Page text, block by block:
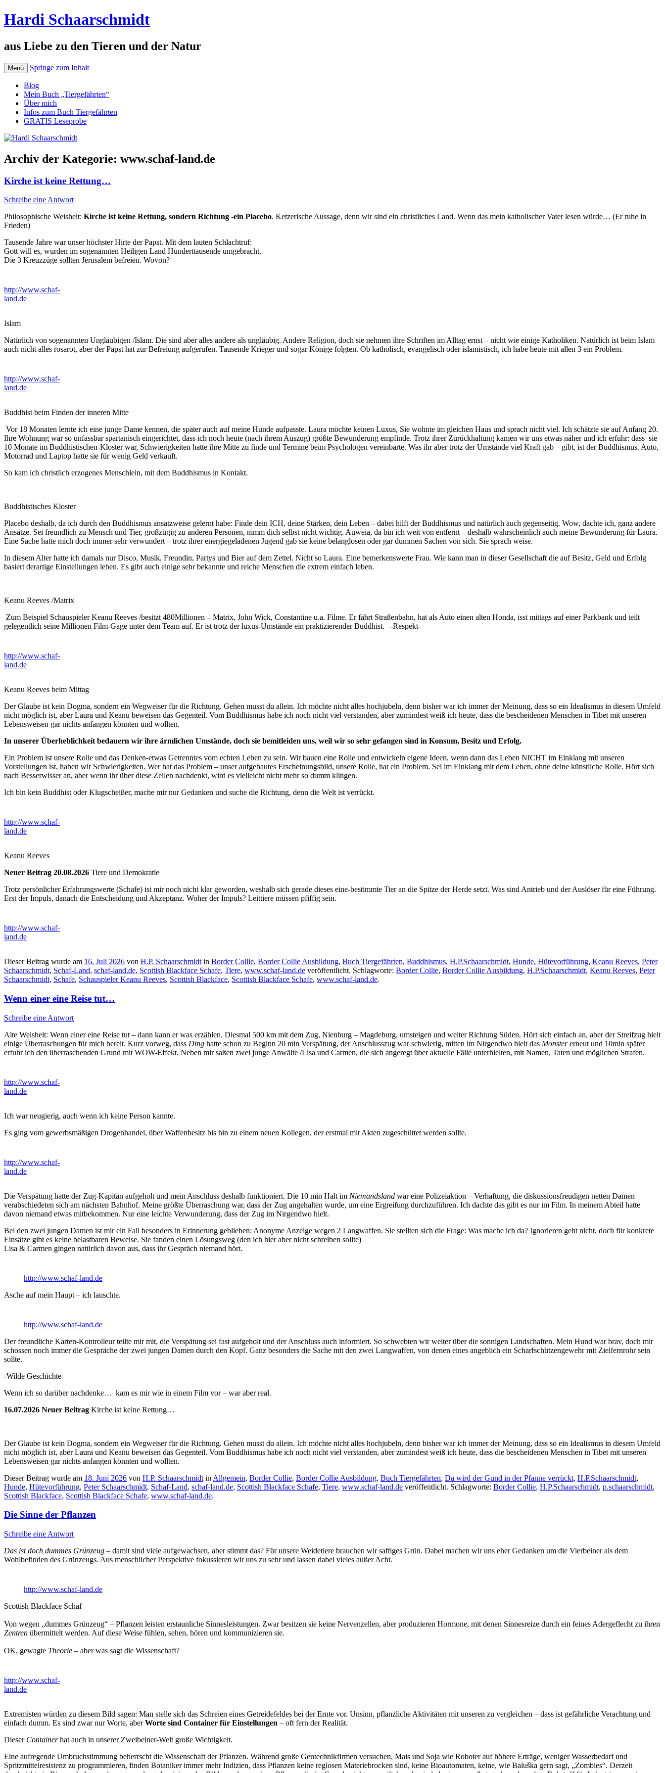
Hardi Schaarschmidt
aus Liebe zu den Tieren und der Natur
Menü Springe zum Inhalt
Blog
Mein Buch „Tiergefährten“
Über mich
Infos zum Buch Tiergefährten
GRATIS Leseprobe
Archiv der Kategorie: www.schaf-land.de
Kirche ist keine Rettung…
Schreibe eine Antwort
Philosophische Weisheit: Kirche ist keine Rettung, sondern Richtung -ein Placebo. Ketzerische Aussage, denn wir sind ein christliches Land. Wenn das mein katholischer Vater lesen würde… (Er ruhe in
Frieden)
Tausende Jahre war unser höchster Hirte der Papst. Mit dem lauten Schlachtruf:
Gott will es, wurden im sogenannten Heiligen Land Hunderttausende umgebracht.
Die 3 Kreuzzüge sollten Jerusalem befreien. Wovon?
http://www.schaf-
land.de
Islam
Natürlich von sogenannten Ungläubigen /Islam. Die sind aber alles andere als ungläubig. Andere Religion, doch sie nehmen ihre Schriften im Alltag ernst – nicht wie einige Katholiken. Natürlich ist beim Islam
auch nicht alles rosarot, aber der Papst hat zur Befreiung aufgerufen. Tausende Krieger und sogar Könige folgten. Ob katholisch, evangelisch oder islamistisch, ich habe heute mit allen 3 ein Problem.
http://www.schaf-
land.de
Buddhist beim Finden der inneren Mitte
Vor 18 Monaten lernte ich eine junge Dame kennen, die später auch auf meine Hunde aufpasste. Laura möchte keinen Luxus, Sie wohnte im gleichen Haus und sprach nicht viel. Ich schätzte sie auf Anfang 20.
Ihre Wohnung war so unfassbar spartanisch eingerichtet, dass ich noch heute (nach ihrem Auszug) größte Bewunderung empfinde. Trotz ihrer Zurückhaltung kamen wir uns etwas näher und ich erfuhr: dass sie
10 Monate im Buddhistischen-Kloster war, Schwierigkeiten hatte ihre Mitte zu finde und Termine beim Psychologen vereinbarte. Was ihr aber trotz der Umstände viel Kraft gab – gibt, ist der Buddhismus. Auto,
Motorrad und Laptop hatte sie für wenig Geld verkauft.
So kam ich christlich erzogenes Menschlein, mit dem Buddhismus in Kontakt.
Buddhistisches Kloster
Placebo deshalb, da ich durch den Buddhismus ansatzweise gelernt habe: Finde dein ICH, deine Stärken, dein Leben – dabei hilft der Buddhismus und natürlich auch gegenseitig. Wow, dachte ich, ganz andere
Ansätze. Sei freundlich zu Mensch und Tier, großzügig zu anderen Personen, nimm dich selbst nicht wichtig. Auweia, da bin ich weit von entfernt – deshalb wahrscheinlich auch meine Bewunderung für Laura.
Eine Sache hatte mich doch immer sehr verwundert – trotz ihrer energiegeladenen Jugend gab sie keine belanglosen oder gar dummen Sachen von sich. Sie sprach weise.
In diesem Alter hatte ich damals nur Disco, Musik, Freundin, Partys und Bier auf dem Zettel. Nicht so Laura. Eine bemerkenswerte Frau. Wie kann man in dieser Gesellschaft die auf Besitz, Geld und Erfolg
basiert derartige Einstellungen leben. Es gibt auch einige sehr bekannte und reiche Menschen die extrem einfach leben.
Keanu Reeves /Matrix
Zum Beispiel Schauspieler Keanu Reeves /besitzt 480Millionen – Matrix, John Wick, Constantine u.a. Filme. Er fährt Straßenbahn, hat als Auto einen alten Honda, isst mittags auf einer Parkbank und teilt
gelegentlich seine Millionen Film-Gage unter dem Team auf. Er ist trotz der luxus-Umstände ein praktizierender Buddhist. -Respekt-
http://www.schaf-
land.de
Keanu Reeves beim Mittag
Der Glaube ist kein Dogma, sondern ein Wegweiser für die Richtung. Gehen musst du allein. Ich möchte nicht alles hochjubeln, denn bisher war ich immer der Meinung, dass so ein Idealismus in diesem Umfeld
nicht möglich ist, aber Laura und Keanu beweisen das Gegenteil. Vom Buddhismus habe ich noch nicht viel verstanden, aber zumindest weiß ich heute, dass die bescheidenen Menschen in Tibet mit unseren
Lebensweisen gar nichts anfangen könnten und wollten.
In unserer Überheblichkeit bedauern wir ihre ärmlichen Umstände, doch sie bemitleiden uns, weil wir so sehr gefangen sind in Konsum, Besitz und Erfolg.
Ein Problem ist unsere Rolle und das Denken-etwas Getrenntes vom echten Leben zu sein. Wir bauen eine Rolle und entwickeln eigene Ideen, wenn dann das Leben NICHT im Einklang mit unseren
Vorstellungen ist, haben wir Schwierigkeiten. Wer hat das Problem – unser aufgebautes Erscheinungsbild, unsere Rolle, hat ein Problem. Sei im Einklang mit dem Leben, ohne deine künstliche Rolle. Hört sich
nach Besserwisser an, aber wenn ihr über diese Zeilen nachdenkt, wird es vielleicht nicht mehr so dumm klingen.
Ich bin kein Buddhist oder Klugscheißer, mache mir nur Gedanken und suche die Richtung, denn die Welt ist verrückt.
http://www.schaf-
land.de
Keanu Reeves
Neuer Beitrag 20.08.2026 Tiere und Demokratie
Trotz persönlicher Erfahrungswerte (Schafe) ist mir noch nicht klar geworden, weshalb sich gerade dieses eine-bestimmte Tier an die Spitze der Herde setzt. Was sind Antrieb und der Auslöser für eine Führung.
Erst der Impuls, danach die Entscheidung und Akzeptanz. Woher der Impuls? Leittiere müssen pfiffig sein.
http://www.schaf-
land.de
Dieser Beitrag wurde am 16. Juli 2026 von H.P. Schaarschmidt in Border Collie, Border Collie Ausbildung, Buch Tiergefährten, Buddhismus, H.P.Schaarschmidt, Hunde, Hütevorführung, Keanu Reeves, Peter
Schaarschmidt, Schaf-Land, schaf-land.de, Scottish Blackface Schafe, Tiere, www.schaf-land.de veröffentlicht. Schlagworte: Border Collie, Border Collie Ausbildung, H.P.Schaarschmidt, Keanu Reeves, Peter
Schaarschmidt, Schafe, Schauspieler Keanu Reeves, Scottish Blackface, Scottish Blackface Schafe, www.schaf-land.de.
Wenn einer eine Reise tut…
Schreibe eine Antwort
Alte Weisheit: Wenn einer eine Reise tut – dann kann er was erzählen. Diesmal 500 km mit dem Zug, Nienburg – Magdeburg, umsteigen und weiter Richtung Süden. Hört sich einfach an, aber der Streifzug hielt
einige Überraschungen für mich bereit. Kurz vorweg, dass Ding hatte schon zu Beginn 20 min Verspätung, der Anschlusszug war schwierig, mitten im Nirgendwo hielt das Monstererneut und 10min später
erfuhr ich den überraschenden Grund mit WOW-Effekt. Neben mir saßen zwei junge Anwälte /Lisa und Carmen, die sich angeregt über aktuelle Fälle unterhielten, mit Namen, Taten und möglichen Strafen.
http://www.schaf-
land.de
Ich war neugierig, auch wenn ich keine Person kannte.
Es ging vom gewerbsmäßigen Drogenhandel, über Waffenbesitz bis hin zu einem neuen Kollegen, der erstmal mit Akten zugeschüttet werden sollte.
http://www.schaf-
land.de
Die Verspätung hatte der Zug-Kapitän aufgeholt und mein Anschluss deshalb funktioniert. Die 10 min Halt im Niemandsland war eine Polizeiaktion – Verhaftung, die diskussionsfreudigen netten Damen
verabschiedeten sich am nächsten Bahnhof. Meine größte Überraschung war, dass der Zug angehalten wurde, um eine Ergreifung durchzuführen. Ich dachte das gibt es nur im Film. In meinem Abteil hatte
davon niemand etwas mitbekommen. Nur eine leichte Verwunderung, dass der Zug im Nirgendwo hielt.
Bei den zwei jungen Damen ist mir ein Fall besonders in Erinnerung geblieben: Anonyme Anzeige wegen 2 Langwaffen. Sie stellten sich die Frage: Was mache ich da? Ignorieren geht nicht, doch für konkrete
Einsätze gibt es keine belastbaren Beweise. Sie fanden einen Lösungsweg (den ich hier aber nicht schreiben sollte)
Lisa & Carmen gingen natürlich davon aus, dass ihr Gespräch niemand hört.
http://www.schaf-land.de
Asche auf mein Haupt – ich lauschte.
http://www.schaf-land.de
Der freundliche Karten-Kontrolleur teilte mir mit, die Verspätung sei fast aufgeholt und der Anschluss auch informiert. So schwebten wir weiter über die sonnigen Landschaften. Mein Hund war brav, doch mir
schossen noch immer die Gespräche der zwei jungen Damen durch den Kopf. Ganz besonders die Sache mit den zwei Langwaffen, von denen eines angeblich ein Scharfschützengewehr mit Zielfernrohr sein
sollte.
-Wilde Geschichte-
Wenn ich so darüber nachdenke… kam es mir wie in einem Film vor – war aber real.
16.07.2026 Neuer Beitrag Kirche ist keine Rettung…
Der Glaube ist kein Dogma, sondern ein Wegweiser für die Richtung. Gehen musst du allein. Ich möchte nicht alles hochjubeln, denn bisher war ich immer der Meinung, dass so ein Idealismus in diesem Umfeld
nicht möglich ist, aber Laura und Keanu beweisen das Gegenteil. Vom Buddhismus habe ich noch nicht viel verstanden, aber zumindest weiß ich heute, dass die bescheidenen Menschen in Tibet mit unseren
Lebensweisen gar nichts anfangen könnten und wollten.
Dieser Beitrag wurde am 18. Juni 2026 von H.P. Schaarschmidt in Allgemein, Border Collie, Border Collie Ausbildung, Buch Tiergefährten, Da wird der Gund in der Pfanne verrückt, H.P.Schaarschmidt,
Hunde, Hütevorführung, Peter Schaarschmidt, Schaf-Land, schaf-land.de, Scottish Blackface Schafe, Tiere, www.schaf-land.de veröffentlicht. Schlagworte: Border Collie, H.P.Schaarschmidt, p.schaarschmidt,
Scottish Blackface, Scottish Blackface Schafe, www.schaf-land.de.
Die Sinne der Pflanzen
Schreibe eine Antwort
Das ist doch dummes Grünzeug – damit sind viele aufgewachsen, aber stimmt das? Für unsere Weidetiere brauchen wir saftiges Grün. Dabei machen wir uns eher Gedanken um die Vierbeiner als dem
Wohlbefinden des Grünzeugs. Aus menschlicher Perspektive fokussieren wir uns zu sehr und lassen dabei vieles außer Acht.
http://www.schaf-land.de
Scottish Blackface Schaf
Von wegen „dummes Grünzeug“ – Pflanzen leisten erstaunliche Sinnesleistungen. Zwar besitzen sie keine Nervenzellen, aber produzieren Hormone, mit denen Sinnesreize durch ein feines Adergeflecht zu ihren
Zentren übermittelt werden. Auf diese Weise fühlen, sehen, hören und kommunizieren sie.
OK, gewagte Theorie – aber was sagt die Wissenschaft?
http://www.schaf-
land.de
Extremisten würden zu diesem Bild sagen: Man stelle sich das Schreien eines Getreidefeldes bei der Ernte vor. Unsinn, pflanzliche Aktivitäten mit unseren zu vergleichen – dass ist gefährliche Verachtung und
einfach dumm. Es sind zwar nur Worte, aberWorte sind Container für Einstellungen – oft fern der Realität.
Dieser Containerhat auch in unserer Zweibeiner-Welt große Wichtigkeit.
Eine aufregende Umbruchstimmung beherrscht die Wissenschaft der Pflanzen. Während große Gentechnikfirmen versuchen, Mais und Soja wie Roboter auf höhere Erträge, weniger Wasserbedarf und
Spritzmittelresistenz zu programmieren, finden Botaniker immer mehr Indizien, dass Pflanzen keine reglosen Materiebrocken sind, keine Bioautomaten, keine, wie Baluška gern sagt, „Zombies“. Derzeit